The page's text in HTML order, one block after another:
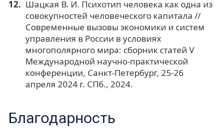
Шацкая В. И. Психотип человека как одна из
совокупностей человеческого капитала //
Современные вызовы экономики и систем
управления в России в условиях
многополярного мира: сборник статей V
Международной научно-практической
конференции, Санкт-Петербург, 25-26
апреля 2024 г. СПб., 2024.
Благодарность